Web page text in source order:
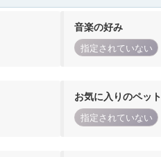
音楽の好み
指定されていない
お気に入りのペット
指定されていない